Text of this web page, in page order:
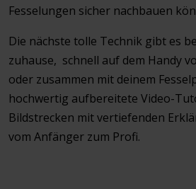
Fesselungen sicher nachbauen
Die nächste tolle Technik gibt es
zuhause, schnell auf dem Handy
oder zusammen mit deinem
hochwertig aufbereitete Video-
Bildstrecken mit vertiefenden
vom Anfänger zum Profi.